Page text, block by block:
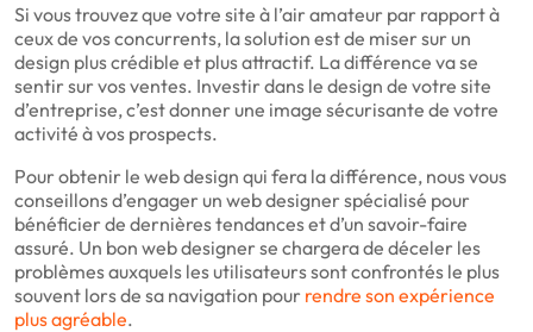
Si vous trouvez que votre site à l’air amateur par rapport à
ceux de vos concurrents, la solution est de miser sur un
design plus crédible et plus attractif. La différence va se
sentir sur vos ventes. Investir dans le design de votre site
d’entreprise, c’est donner une image sécurisante de votre
activité à vos prospects.
Pour obtenir le web design qui fera la différence, nous vous
conseillons d’engager un web designer spécialisé pour
bénéficier de dernières tendances et d’un savoir-faire
assuré. Un bon web designer se chargera de déceler les
problèmes auxquels les utilisateurs sont confrontés le plus
souvent lors de sa navigation pour rendre son expérience
plus agréable.